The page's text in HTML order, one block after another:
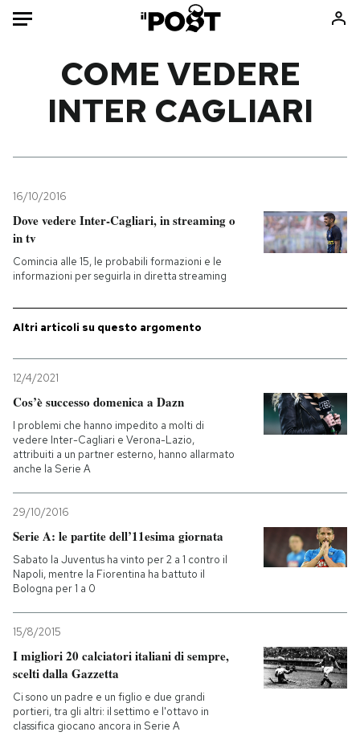
HOME
Mondo
Tecnologia
Internet
Cultura
Sport
Libri
Ok Boomer!
Europa
NEWSLETTER
I MIEI PREFERITI
SHOP
AREA PERSONALE
COME VEDERE
INTER CAGLIARI
16/10/2016
Dove vedere Inter-Cagliari, in streaming o
in tv
Comincia alle 15, le probabili formazioni e le
informazioni per seguirla in diretta streaming
Altri articoli su questo argomento
12/4/2021
Cos’è successo domenica a Dazn
I problemi che hanno impedito a molti di
vedere Inter-Cagliari e Verona-Lazio,
attribuiti a un partner esterno, hanno allarmato
anche la Serie A
29/10/2016
Serie A: le partite dell’11esima giornata
Sabato la Juventus ha vinto per 2 a 1 contro il
Napoli, mentre la Fiorentina ha battuto il
Bologna per 1 a 0
15/8/2015
I migliori 20 calciatori italiani di sempre,
scelti dalla Gazzetta
Ci sono un padre e un figlio e due grandi
portieri, tra gli altri: il settimo e l'ottavo in
classifica giocano ancora in Serie A